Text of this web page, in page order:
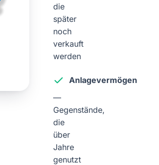
die
später
noch
verkauft
werden
Anlagevermögen
—
Gegenstände,
die
über
Jahre
genutzt